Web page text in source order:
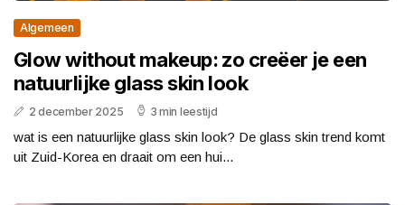
Algemeen
Glow without makeup: zo creëer je een
natuurlijke glass skin look
2 december 2025 3 min leestijd
wat is een natuurlijke glass skin look? De glass skin trend komt
uit Zuid-Korea en draait om een hui...